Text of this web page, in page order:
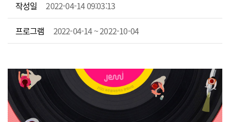
작성일 2022-04-14 09:03:13
프로그램 2022-04-14 ~ 2022-10-04